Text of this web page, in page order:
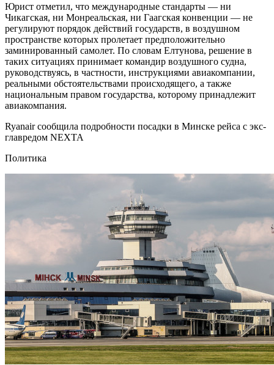
Юрист отметил, что международные стандарты — ни
Чикагская, ни Монреальская, ни Гаагская конвенции — не
регулируют порядок действий государств, в воздушном
пространстве которых пролетает предположительно
заминированный самолет. По словам Елтунова, решение в
таких ситуациях принимает командир воздушного судна,
руководствуясь, в частности, инструкциями авиакомпании,
реальными обстоятельствами происходящего, а также
национальным правом государства, которому принадлежит
авиакомпания.
Ryanair сообщила подробности посадки в Минске рейса с экс-
главредом NEXTA
Политика